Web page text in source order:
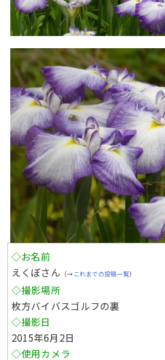
◇お名前
えくぼさん （→ これまでの投稿一覧）
◇撮影場所
枚方バイバスゴルフの裏
◇撮影日
2015年6月2日
◇使用カメラ